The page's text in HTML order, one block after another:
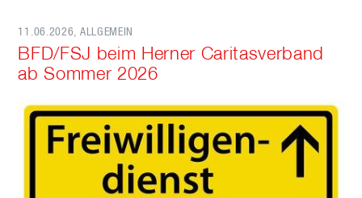
11.06.2026, ALLGEMEIN
BFD/FSJ beim Herner Caritasverband
ab Sommer 2026